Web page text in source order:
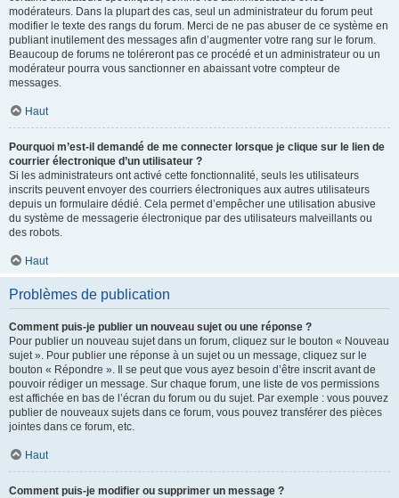
modérateurs. Dans la plupart des cas, seul un administrateur du forum peut
modifier le texte des rangs du forum. Merci de ne pas abuser de ce système en
publiant inutilement des messages afin d’augmenter votre rang sur le forum.
Beaucoup de forums ne toléreront pas ce procédé et un administrateur ou un
modérateur pourra vous sanctionner en abaissant votre compteur de
messages.
Haut
Pourquoi m’est-il demandé de me connecter lorsque je clique sur le lien de
courrier électronique d’un utilisateur ?
Si les administrateurs ont activé cette fonctionnalité, seuls les utilisateurs
inscrits peuvent envoyer des courriers électroniques aux autres utilisateurs
depuis un formulaire dédié. Cela permet d’empêcher une utilisation abusive
du système de messagerie électronique par des utilisateurs malveillants ou
des robots.
Haut
Problèmes de publication
Comment puis-je publier un nouveau sujet ou une réponse ?
Pour publier un nouveau sujet dans un forum, cliquez sur le bouton « Nouveau
sujet ». Pour publier une réponse à un sujet ou un message, cliquez sur le
bouton « Répondre ». Il se peut que vous ayez besoin d’être inscrit avant de
pouvoir rédiger un message. Sur chaque forum, une liste de vos permissions
est affichée en bas de l’écran du forum ou du sujet. Par exemple : vous pouvez
publier de nouveaux sujets dans ce forum, vous pouvez transférer des pièces
jointes dans ce forum, etc.
Haut
Comment puis-je modifier ou supprimer un message ?